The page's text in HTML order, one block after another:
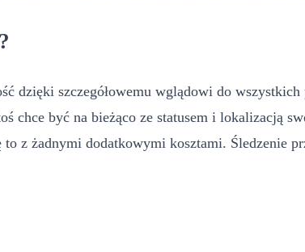
dzięki szczegółowemu wglądowi do
chce być na bieżąco ze statusem i lokalizacją
z żadnymi dodatkowymi kosztami. Śledzenie